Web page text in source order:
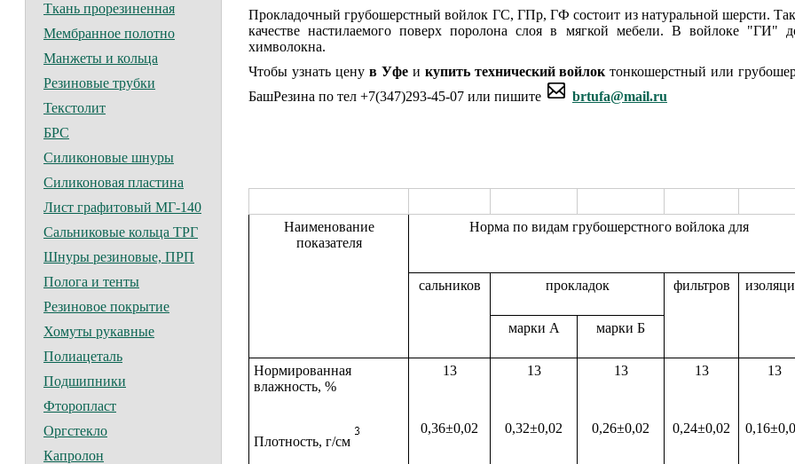
Ткань прорезиненная
Мембранное полотно
Манжеты и кольца
Резиновые трубки
Текстолит
БРС
Силиконовые шнуры
Силиконовая пластина
Лист графитовый МГ-140
Сальниковые кольца ТРГ
Шнуры резиновые, ПРП
Полога и тенты
Резиновое покрытие
Хомуты рукавные
Полиацеталь
Подшипники
Фторопласт
Оргстекло
Капролон
Прокладочный грубошерстный войлок ГС, ГПр, ГФ состоит из натуральной шерсти.
качестве настилаемого поверх поролона слоя в мягкой мебели. В войлоке "ГИ"
химволокна.
Чтобы узнать цену в Уфеи купить технический войлок тонкошерстный или
БашРезина по тел +7(347)293-45-07 или пишите
brtufa@mail.ru
Наименование
показателя
Норма по видам грубошерстного войлока для
сальников прокладок фильтров
марки А марки Б
Нормированная
влажность, %
13 13 13 13 13
Плотность, г/см
0,36±0,02 0,32±0,02 0,26±0,02 0,24±0,02